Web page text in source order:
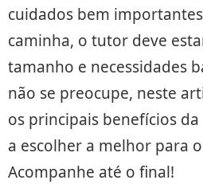
cuidados bem
caminha, o tutor deve
tamanho e necessidades
não se preocupe, neste
os principais benefícios
a escolher a melhor para
Acompanhe até o final!